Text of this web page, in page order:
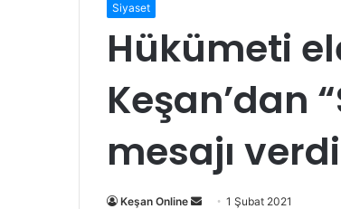
Siyaset
Hükümeti
Keşan’dan
mesajı verdi
Keşan Online
Bir
1 Şubat 2021